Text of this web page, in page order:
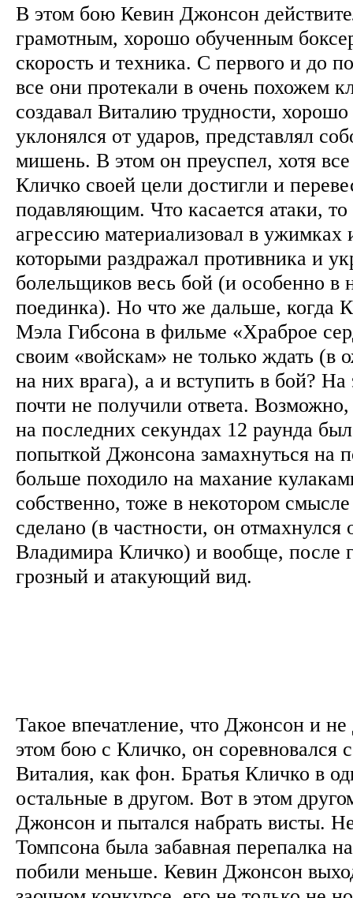
В этом бою Кевин Джонсон
грамотным, хорошо обученным
скорость и техника. С первого и до
все они протекали в очень похожем
создавал Виталию трудности, хорошо
уклонялся от ударов, представлял
мишень. В этом он преуспел, хотя
Кличко своей цели достигли и
подавляющим. Что касается атаки,
агрессию материализовал в ужимках
которыми раздражал противника и
болельщиков весь бой (и особенно в
поединка). Но что же дальше, когда
Мэла Гибсона в фильме «Храброе
своим «войскам» не только ждать (в
на них врага), а и вступить в бой?
почти не получили ответа.
на последних секундах 12 раунда
попыткой Джонсона замахнуться на
больше походило на махание
собственно, тоже в некотором
сделано (в частности, он
Владимира Кличко) и вообще, после
грозный и атакующий вид.
Такое впечатление, что Джонсон и
этом бою с Кличко, он соревновался
Виталия, как фон. Братья Кличко в
остальные в другом. Вот в этом
Джонсон и пытался набрать висты.
Томпсона была забавная перепалка
побили меньше. Кевин Джонсон